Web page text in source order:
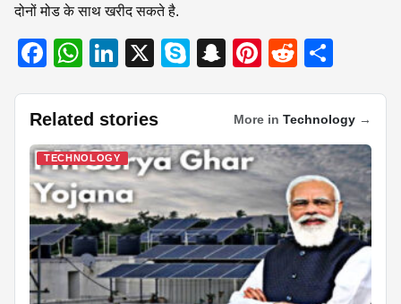
दोनों मोड के साथ खरीद सकते है.
F
c
e
b
o
o
k
W
at
s
A
p
p
Li
k
e
dI
n
X
S
e
S
a
p
c
h
at
Pi
er
e
st
R
d
di
t
ar
e
Related stories More in Technology →
TECHNOLOGY